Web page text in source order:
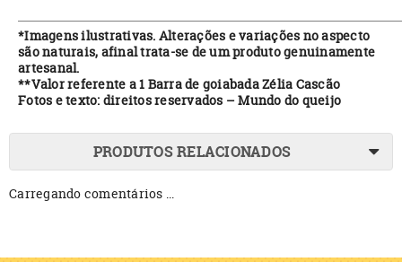
*Imagens ilustrativas. Alterações e variações no aspecto
são naturais, afinal trata-se de um produto genuinamente
artesanal.
**Valor referente a 1 Barra de goiabada Zélia Cascão
Fotos e texto: direitos reservados – Mundo do queijo
PRODUTOS RELACIONADOS
Carregando comentários ...